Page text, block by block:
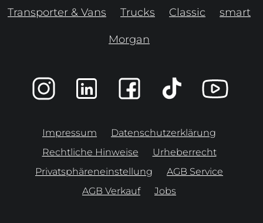
Transporter & Vans Trucks Classic smart
Morgan
Impressum
Datenschutzerklärung
Rechtliche Hinweise
Urheberrecht
Privatsphäreneinstellung
AGB Service
AGB Verkauf
Jobs